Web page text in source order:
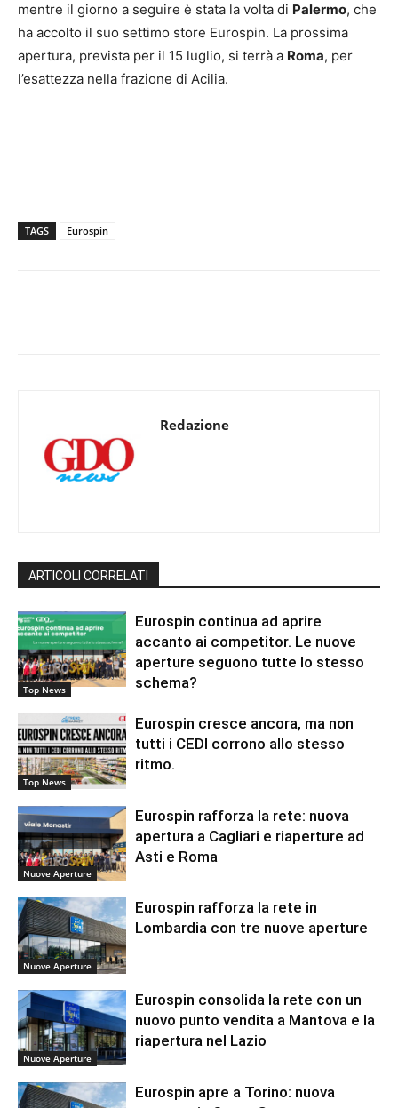
mentre il giorno a seguire è stata la volta di Palermo, che
ha accolto il suo settimo store Eurospin. La prossima
apertura, prevista per il 15 luglio, si terrà a Roma, per
l’esattezza nella frazione di Acilia.
TAGS Eurospin
Redazione
ARTICOLI CORRELATI
Top News
Eurospin continua ad aprire
accanto ai competitor. Le nuove
aperture seguono tutte lo stesso
schema?
Top News
Eurospin cresce ancora, ma non
tutti i CEDI corrono allo stesso
ritmo.
Nuove Aperture
Eurospin rafforza la rete: nuova
apertura a Cagliari e riaperture ad
Asti e Roma
Nuove Aperture
Eurospin rafforza la rete in
Lombardia con tre nuove aperture
Nuove Aperture
Eurospin consolida la rete con un
nuovo punto vendita a Mantova e la
riapertura nel Lazio
Eurospin apre a Torino: nuova